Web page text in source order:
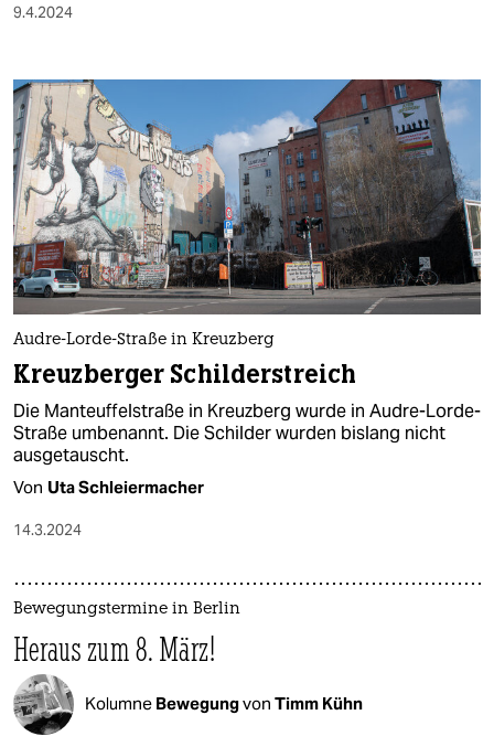
veranstaltungen
fragen & hilfe
unterstützen
abo
genossenschaft
epaper login
9.4.2024
Audre-Lorde-Straße in Kreuzberg
Kreuzberger Schilderstreich
Die Manteuffelstraße in Kreuzberg wurde in Audre-Lorde-
Straße umbenannt. Die Schilder wurden bislang nicht
ausgetauscht.
Von Uta Schleiermacher
14.3.2024
Bewegungstermine in Berlin
Heraus zum 8. März!
Kolumne Bewegungvon Timm Kühn